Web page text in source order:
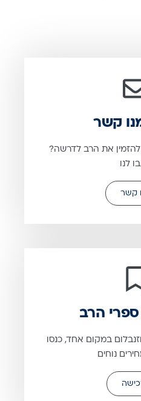
קשר
את הרב לדרשה?
לנו
קשר
הרב
במקום אחד, כנסו
נוחים